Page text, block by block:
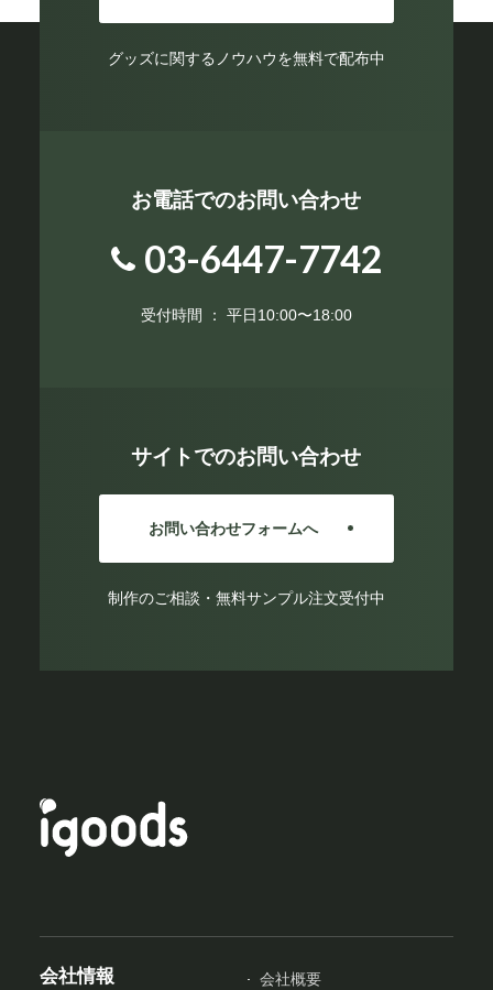
グッズに関するノウハウを無料で配布中
お電話でのお問い合わせ
03-6447-7742
受付時間 ： 平日10:00〜18:00
サイトでのお問い合わせ
お問い合わせフォームへ
制作のご相談・無料サンプル注文受付中
会社情報 会社概要